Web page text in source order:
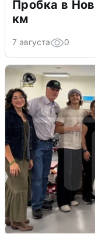
Пробка в
км
7 августа 0